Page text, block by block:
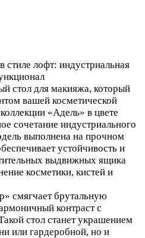
лофт: индустриальная
стол для макияжа, который
вашей косметической
«Адель» в цвете
сочетание индустриального
выполнена на прочном
устойчивость и
выдвижных ящика
косметики, кистей и
смягчает брутальную
контраст с
стол станет украшением
или гардеробной, но и